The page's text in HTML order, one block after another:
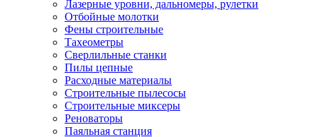
Лазерные уровни, дальномеры, рулетки
Отбойные молотки
Фены строительные
Тахеометры
Сверлильные станки
Пилы цепные
Расходные материалы
Строительные пылесосы
Строительные миксеры
Реноваторы
Паяльная станция